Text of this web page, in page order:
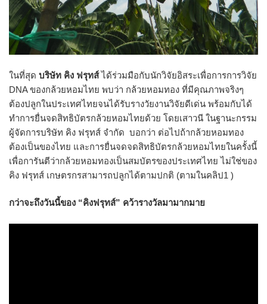
ในที่สุด บริษัท คิง ฟรุทส์ได้ร่วมมือกับนักวิจัยอิสระเพื่อการการวิจัย
DNA ของกล้วยหอมไทย พบว่า กล้วยหอมทอง ที่มีคุณภาพจริงๆ
ต้องปลูกในประเทศไทยจนได้รับรางวัยงานวิจัยดีเด่น พร้อมกับได้
ทำการยื่นจดสิทธิบัตรกล้วยหอมไทยด้วย โดยเสาวนี ในฐานะกรรม
ผู้จัดการบริษัท คิง ฟรุทส์ จำกัด บอกว่า ต่อไปถ้ากล้วยหอมทอง
ต้องเป็นของไทย และการยื่นจดจดสิทธิบัตรกล้วยหอมไทยในครั้งนี้
เพื่อการันตีว่ากล้วยหอมทองเป็นสมบัตรของประเทศไทย ไม่ใช่ของ
คิง ฟรุทส์ เกษตรกรสามารถปลูกได้ตามปกติ (ตามในคลิป1 )
กว่าจะถึงวันนี้ของ “คิงฟรุทส์” คว้ารางวัลมามากมาย